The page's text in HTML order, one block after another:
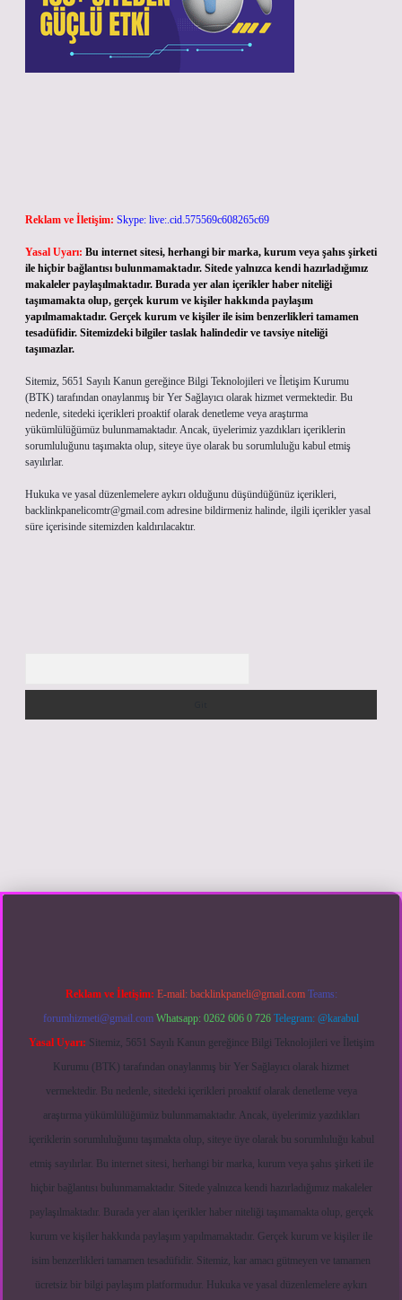
Reklam ve İletişim: Skype: live:.cid.575569c608265c69
Yasal Uyarı: Bu internet sitesi, herhangi bir marka, kurum veya şahıs şirketi
ile hiçbir bağlantısı bulunmamaktadır. Sitede yalnızca kendi hazırladığımız
makaleler paylaşılmaktadır. Burada yer alan içerikler haber niteliği
taşımamakta olup, gerçek kurum ve kişiler hakkında paylaşım
yapılmamaktadır. Gerçek kurum ve kişiler ile isim benzerlikleri tamamen
tesadüfidir. Sitemizdeki bilgiler taslak halindedir ve tavsiye niteliği
taşımazlar.
Sitemiz, 5651 Sayılı Kanun gereğince Bilgi Teknolojileri ve İletişim Kurumu
(BTK) tarafından onaylanmış bir Yer Sağlayıcı olarak hizmet vermektedir. Bu
nedenle, sitedeki içerikleri proaktif olarak denetleme veya araştırma
yükümlülüğümüz bulunmamaktadır. Ancak, üyelerimiz yazdıkları içeriklerin
sorumluluğunu taşımakta olup, siteye üye olarak bu sorumluluğu kabul etmiş
sayılırlar.
Hukuka ve yasal düzenlemelere aykırı olduğunu düşündüğünüz içerikleri,
backlinkpanelicomtr@gmail.com adresine bildirmeniz halinde, ilgili içerikler yasal
süre içerisinde sitemizden kaldırılacaktır.
giriş yaphttps://betexpergir.net/
Reklam ve İletişim: E-mail: backlinkpaneli@gmail.com Teams:
forumhizmeti@gmail.com Whatsapp: 0262 606 0 726 Telegram: @karabul
Yasal Uyarı: Sitemiz, 5651 Sayılı Kanun gereğince Bilgi Teknolojileri ve İletişim
Kurumu (BTK) tarafından onaylanmış bir Yer Sağlayıcı olarak hizmet
vermektedir. Bu nedenle, sitedeki içerikleri proaktif olarak denetleme veya
araştırma yükümlülüğümüz bulunmamaktadır. Ancak, üyelerimiz yazdıkları
içeriklerin sorumluluğunu taşımakta olup, siteye üye olarak bu sorumluluğu kabul
etmiş sayılırlar. Bu internet sitesi, herhangi bir marka, kurum veya şahıs şirketi ile
hiçbir bağlantısı bulunmamaktadır. Sitede yalnızca kendi hazırladığımız makaleler
paylaşılmaktadır. Burada yer alan içerikler haber niteliği taşımamakta olup, gerçek
kurum ve kişiler hakkında paylaşım yapılmamaktadır. Gerçek kurum ve kişiler ile
isim benzerlikleri tamamen tesadüfidir. Sitemiz, kar amacı gütmeyen ve tamamen
ücretsiz bir bilgi paylaşım platformudur. Hukuka ve yasal düzenlemelere aykırı